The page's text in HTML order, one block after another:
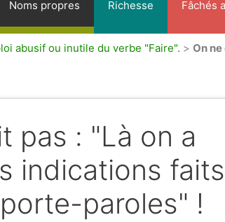
Noms propres Richesse Fâchés
abusif ou inutile du verbe "Faire". > On
pas : "Là on a
indications faits
paroles" !